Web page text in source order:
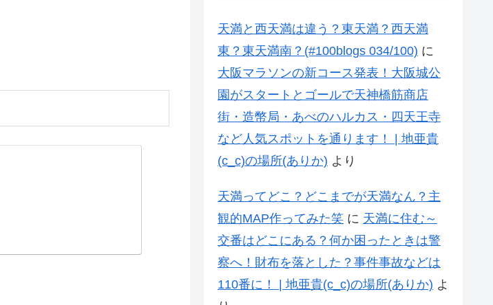
天満と西天満は違う？東天満？西天満
東？東天満南？(#100blogs 034/100) に
大阪マラソンの新コース発表！大阪城公
園がスタートとゴールで天神橋筋商店
街・造幣局・あべのハルカス・四天王寺
など人気スポットを通ります！ | 地亜貴
(c_c)の場所(ありか) より
天満ってどこ？どこまでが天満なん？主
観的MAP作ってみた笑 に 天満に住む～
交番はどこにある？何か困ったときは警
察へ！財布を落とした？事件事故などは
110番に！ | 地亜貴(c_c)の場所(ありか) よ